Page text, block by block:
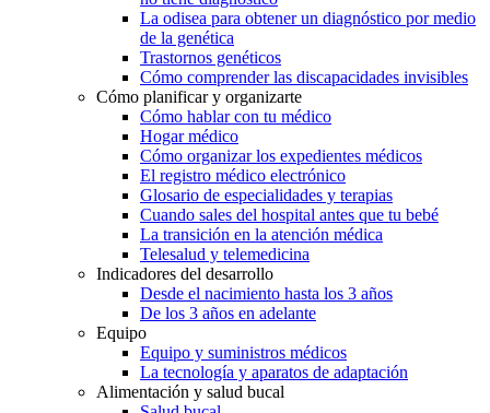
La odisea para obtener un diagnóstico por medio
de la genética
Trastornos genéticos
Cómo comprender las discapacidades invisibles
Cómo planificar y organizarte
Cómo hablar con tu médico
Hogar médico
Cómo organizar los expedientes médicos
El registro médico electrónico
Glosario de especialidades y terapias
Cuando sales del hospital antes que tu bebé
La transición en la atención médica
Telesalud y telemedicina
Indicadores del desarrollo
Desde el nacimiento hasta los 3 años
De los 3 años en adelante
Equipo
Equipo y suministros médicos
La tecnología y aparatos de adaptación
Alimentación y salud bucal